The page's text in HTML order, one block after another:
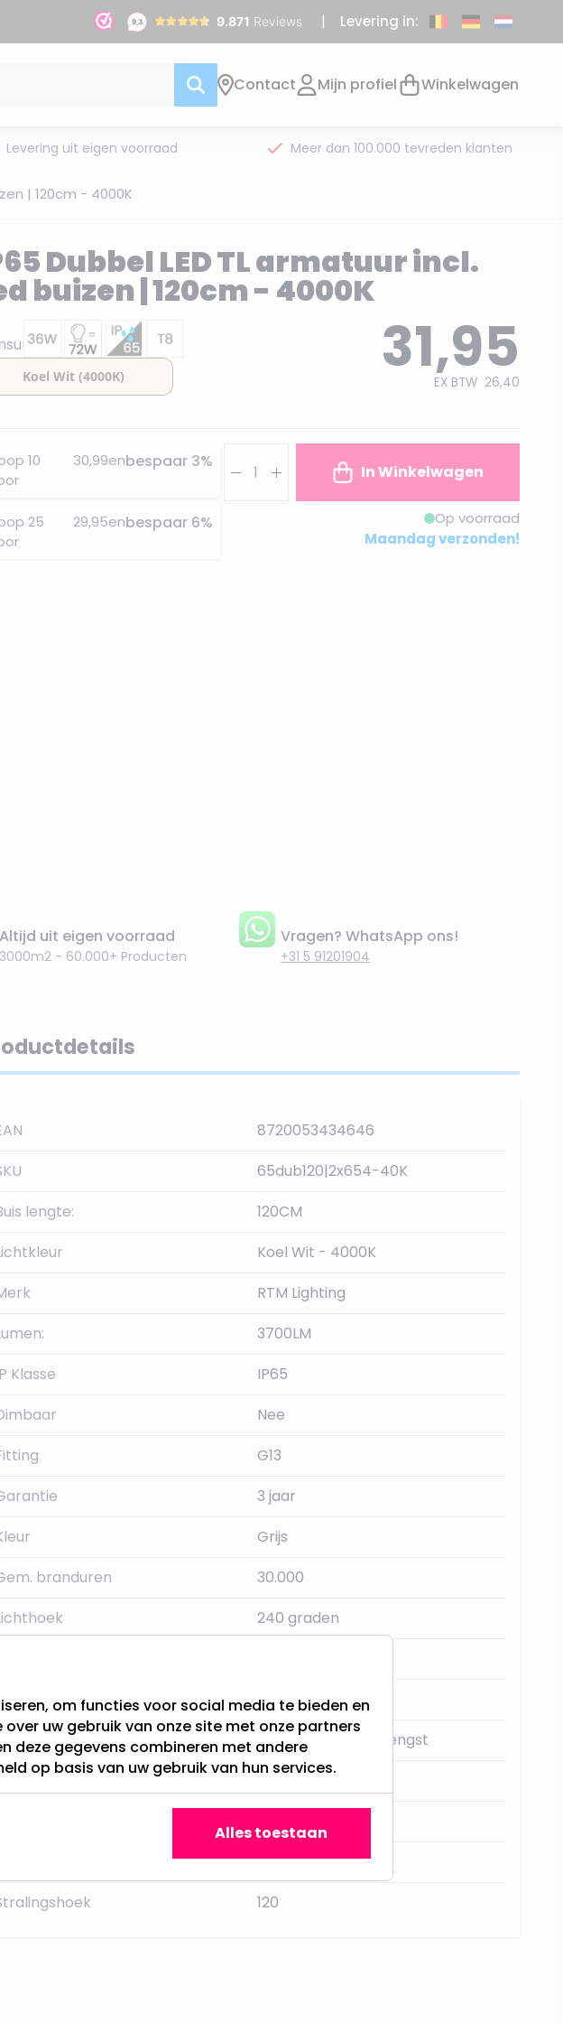
Levering in:
Contact Mijn profiel Winkelwagen
Levering uit eigen voorraad Meer dan 100.000 tevreden klanten
| 120cm - 4000K
Dubbel LED TL armatuur incl.
buizen | 120cm - 4000K
31,95
EX BTW 26,40
10
30,99enbespaar3%
25
29,95enbespaar6%
In Winkelwagen
Op voorraad
Maandag verzonden!
Altijd uit eigen voorraad
3000m2 - 60.000+ Producten
Vragen? WhatsApp ons!
+31 5 91201904
8720053434646
65dub120|2x654-40K
lengte:
120CM
Koel Wit - 4000K
RTM Lighting
3700LM
Klasse
IP65
Nee
G13
3 jaar
Grijs
branduren
30.000
240 graden
Nee
Normale lichtopbrengst
Type armatuur
10,3
120
om functies voor social media te bieden en
uw gebruik van onze site met onze partners
deze gegevens combineren met andere
op basis van uw gebruik van hun services.
Alles toestaan